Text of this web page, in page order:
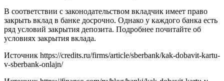
В соответствии с законодательством вкладчик имеет право
закрыть вклад в банке досрочно. Однако у каждого банка есть
ряд условий закрытия депозита. Подробнее почитайте об
условиях закрытия вклада.
Источник https://credits.ru/firms/article/sberbank/kak-dobavit-kartu-
v-sberbank-onlajn/